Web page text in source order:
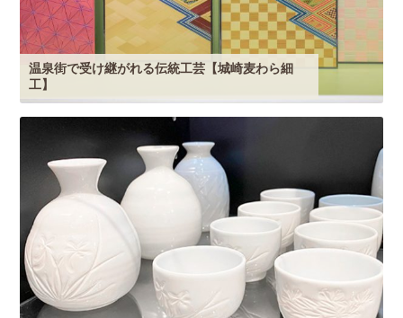
温泉街で受け継がれる伝統工芸【城崎麦わら細
工】